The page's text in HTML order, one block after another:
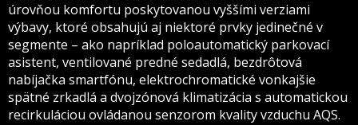
úrovňou komfortu poskytovanou vyššími verziami
výbavy, ktoré obsahujú aj niektoré prvky jedinečné v
segmente – ako napríklad poloautomatický parkovací
asistent, ventilované predné sedadlá, bezdrôtová
nabíjačka smartfónu, elektrochromatické vonkajšie
spätné zrkadlá a dvojzónová klimatizácia s automatickou
recirkuláciou ovládanou senzorom kvality vzduchu AQS.